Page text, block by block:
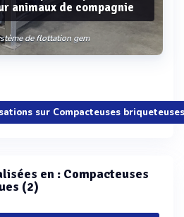
animaux de compagnie
de flottation gem
Voir plussur Compacteuses
en : Compacteuses
(2)